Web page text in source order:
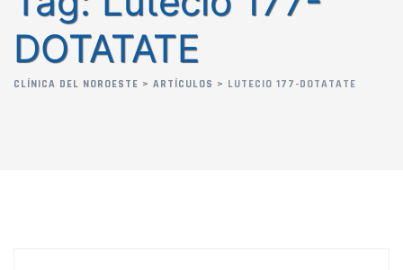
DOTATATE
CLÍNICA DEL NOROESTE > ARTÍCULOS > LUTECIO 177-DOTATATE